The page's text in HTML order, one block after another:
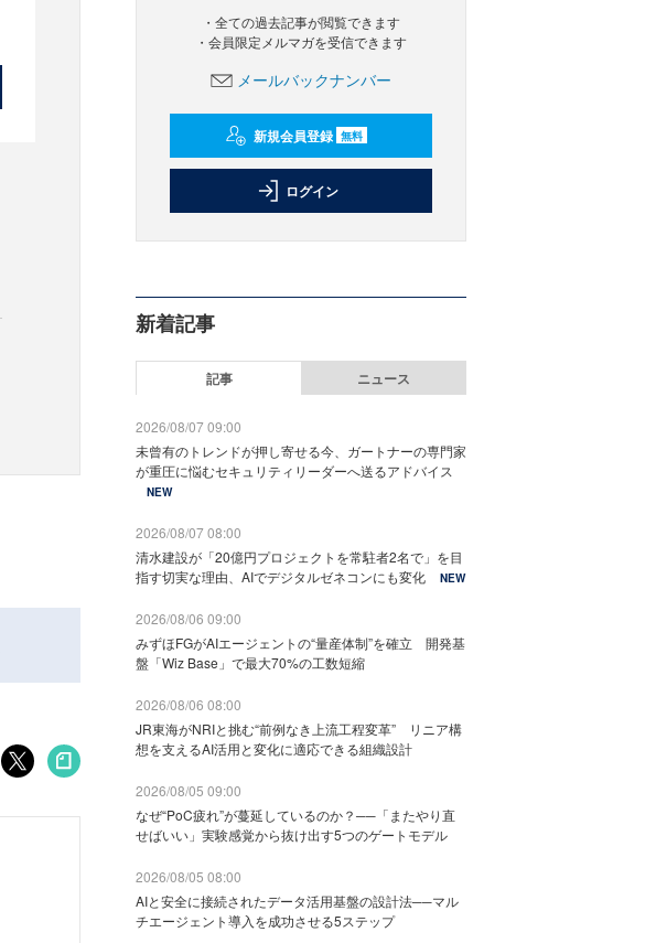
・全ての過去記事が閲覧できます
・会員限定メルマガを受信できます
メールバックナンバー
新規会員登録 無料
ログイン
新着記事
記事 ニュース
2026/08/07 09:00
未曾有のトレンドが押し寄せる今、ガートナーの専門家
が重圧に悩むセキュリティリーダーへ送るアドバイス
NEW
2026/08/07 08:00
清水建設が「20億円プロジェクトを常駐者2名で」を目
指す切実な理由、AIでデジタルゼネコンにも変化
NEW
2026/08/06 09:00
みずほFGがAIエージェントの“量産体制”を確立 開発基
盤「Wiz Base」で最大70%の工数短縮
2026/08/06 08:00
JR東海がNRIと挑む“前例なき上流工程変革” リニア構
想を支えるAI活用と変化に適応できる組織設計
2026/08/05 09:00
なぜ“PoC疲れ”が蔓延しているのか？──「またやり直
せばいい」実験感覚から抜け出す5つのゲートモデル
2026/08/05 08:00
AIと安全に接続されたデータ活用基盤の設計法──マル
チエージェント導入を成功させる5ステップ